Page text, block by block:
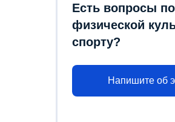
Есть вопросы по
физической
спорту?
Напишите об